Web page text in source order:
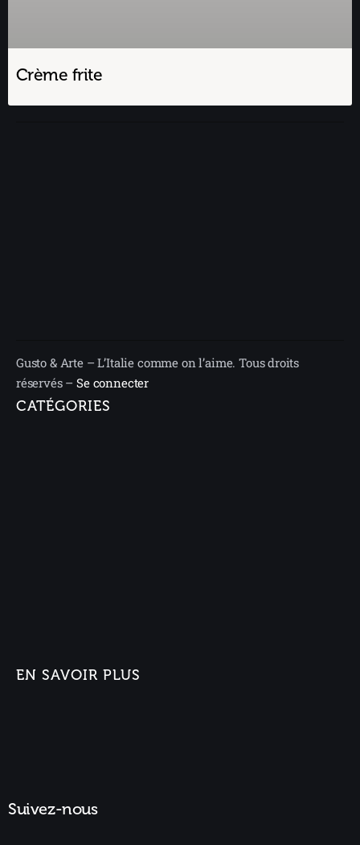
Crème frite
Gusto & Arte – L’Italie comme on l’aime. Tous droits
réservés –Se connecter
CATÉGORIES
EN SAVOIR PLUS
Suivez-nous